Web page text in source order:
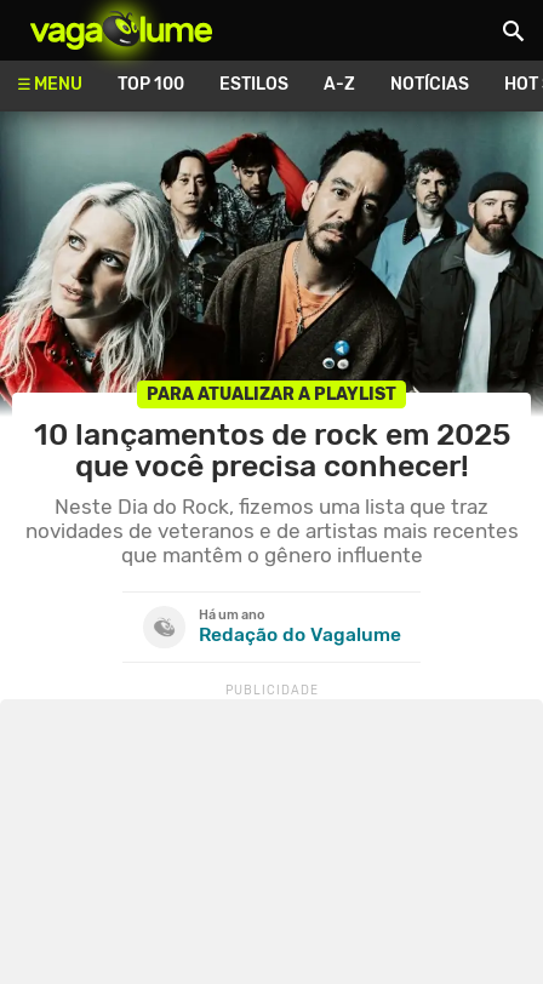
MENU TOP 100 ESTILOS A-Z NOTÍCIAS
PARA ATUALIZAR A PLAYLIST
10 lançamentos de rock em 2025
que você precisa conhecer!
Neste Dia do Rock, fizemos uma lista que traz
novidades de veteranos e de artistas mais recentes
que mantêm o gênero influente
Há um ano
Redação do Vagalume